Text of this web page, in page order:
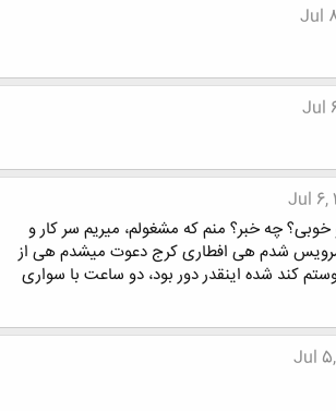
Jul
Jul
Jul 6,
چه خبر؟ منم که مشغولم، میریم سر کار و
شدم هی افطاری کرج دعوت میشدم هی از
کند شده اینقدر دور بود، دو ساعت با سواری
Jul